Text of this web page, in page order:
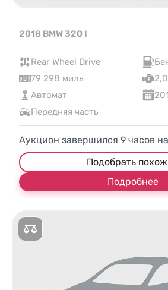
2018 BMW 320 I
Rear Wheel Drive
79 298 миль
Автомат
Передняя часть
Аукцион завершился 9 часов
Подобрать
Подробнее